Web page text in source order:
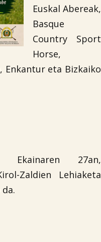
Euskal Abereak,
Basque
Country Sport
Horse,
Enkantur eta Bizkaiko
27an,
Zaldien Lehiaketa